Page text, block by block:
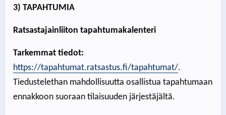
3) TAPAHTUMIA
Ratsastajainliiton tapahtumakalenteri
Tarkemmat tiedot:
https://tapahtumat.ratsastus.fi/tapahtumat/.
Tiedustelethan mahdollisuutta osallistua tapahtumaan
ennakkoon suoraan tilaisuuden järjestäjältä.